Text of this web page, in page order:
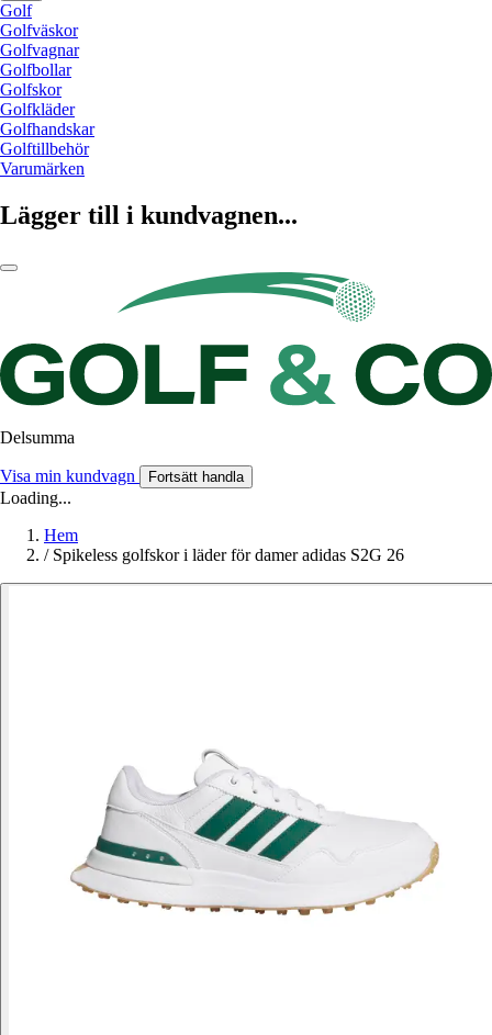
Golf
Golfväskor
Golfvagnar
Golfbollar
Golfskor
Golfkläder
Golfhandskar
Golftillbehör
Varumärken
Lägger till i kundvagnen...
Delsumma
Visa min kundvagn Fortsätt handla
Loading...
Hem
/ Spikeless golfskor i läder för damer adidas S2G 26